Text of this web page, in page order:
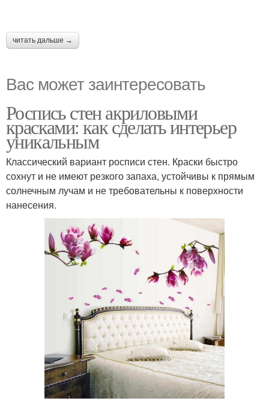
читать дальше →
Вас может заинтересовать
Роспись стен акриловыми
красками: как сделать интерьер
уникальным
Классический вариант росписи стен. Краски быстро
сохнут и не имеют резкого запаха, устойчивы к прямым
солнечным лучам и не требовательны к поверхности
нанесения.